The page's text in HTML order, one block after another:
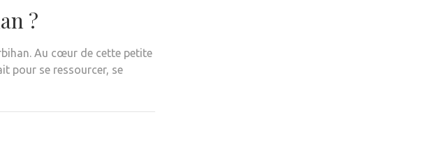
?
Au cœur de cette petite
pour se ressourcer, se